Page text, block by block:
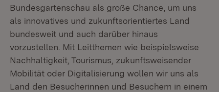
Bundesgartenschau als große Chance, um uns
als innovatives und zukunftsorientiertes Land
bundesweit und auch darüber hinaus
vorzustellen. Mit Leitthemen wie beispielsweise
Nachhaltigkeit, Tourismus, zukunftsweisender
Mobilität oder Digitalisierung wollen wir uns als
Land den Besucherinnen und Besuchern in einem